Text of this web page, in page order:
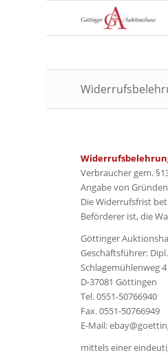
Verbraucher gem.
Angabe von
Die Widerrufsfrist
Beförderer ist, die
Göttinger
Geschäftsführer:
Schlagemühlenweg 4
D-37081 Göttingen
Tel. 0551-50766940
Fax. 0551-50766949
E-Mail:
mittels einer